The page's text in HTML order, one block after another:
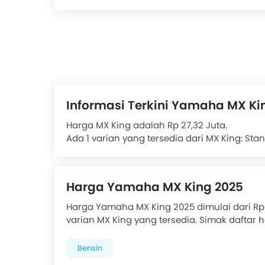
Informasi Terkini Yamaha MX
Harga MX King adalah Rp 27,32 Juta.
Ada 1 varian yang tersedia dari MX King:
Fitur pendukung sasis, suspensi & rem
Suspensi Depan, Disc Rem Depan, Disc
Belakang Tipe rangka_motor, Dual Straight
Fitur di konsol meliputi Digital Panel
Oli, Tidak Layar Display, Digital
dan Tidak Navigator.
Harga Yamaha MX King 2025
Harga Yamaha MX King 2025 dimulai dari
varian MX King yang tersedia. Simak daftar
Bensin